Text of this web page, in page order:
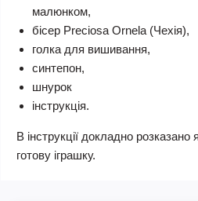
малюнком,
бісер Preciosa Ornela (Чехія),
голка для вишивання,
синтепон,
шнурок
інструкція.
В інструкції докладно розказано
готову іграшку.